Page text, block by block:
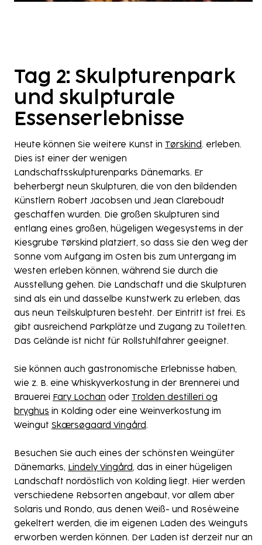
Tag 2: Skulpturenpark
und skulpturale
Essenserlebnisse
Heute können Sie weitere Kunst in Tørskind . erleben.
Dies ist einer der wenigen
Landschaftsskulpturenparks Dänemarks. Er
beherbergt neun Skulpturen, die von den bildenden
Künstlern Robert Jacobsen und Jean Clareboudt
geschaffen wurden. Die großen Skulpturen sind
entlang eines großen, hügeligen Wegesystems in der
Kiesgrube Tørskind platziert, so dass Sie den Weg der
Sonne vom Aufgang im Osten bis zum Untergang im
Westen erleben können, während Sie durch die
Ausstellung gehen. Die Landschaft und die Skulpturen
sind als ein und dasselbe Kunstwerk zu erleben, das
aus neun Teilskulpturen besteht. Der Eintritt ist frei. Es
gibt ausreichend Parkplätze und Zugang zu Toiletten.
Das Gelände ist nicht für Rollstuhlfahrer geeignet.
Sie können auch gastronomische Erlebnisse haben,
wie z. B. eine Whiskyverkostung in der Brennerei und
Brauerei
Fary Lochan oder Trolden destilleri og
bryghus in Kolding oder eine Weinverkostung im
Weingut Skærsøgaard Vingård .
Besuchen Sie auch eines der schönsten Weingüter
Dänemarks,
Lindely Vingård , das in einer hügeligen
Landschaft nordöstlich von Kolding liegt. Hier werden
verschiedene Rebsorten angebaut, vor allem aber
Solaris und Rondo, aus denen Weiß- und Roséweine
gekeltert werden, die im eigenen Laden des Weinguts
erworben werden können. Der Laden ist derzeit nur an